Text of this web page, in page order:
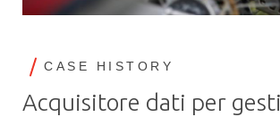
CASE HISTORY
Acquisitore dati per